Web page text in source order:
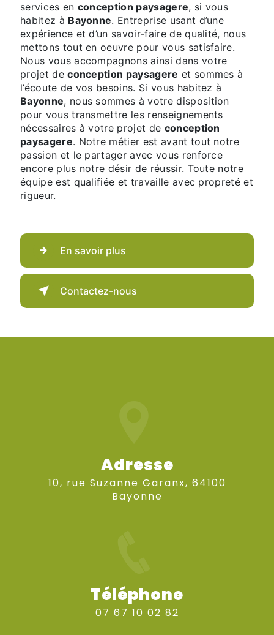
services en conception paysagere, si vous
habitez à Bayonne. Entreprise usant d’une
expérience et d’un savoir-faire de qualité, nous
mettons tout en oeuvre pour vous satisfaire.
Nous vous accompagnons ainsi dans votre
projet deconception paysagere et sommes à
l’écoute de vos besoins. Si vous habitez à
Bayonne, nous sommes à votre disposition
pour vous transmettre les renseignements
nécessaires à votre projet de conception
paysagere. Notre métier est avant tout notre
passion et le partager avec vous renforce
encore plus notre désir de réussir. Toute notre
équipe est qualifiée et travaille avec propreté et
rigueur.
En savoir plus
Contactez-nous
Adresse
10, rue Suzanne Garanx, 64100
Bayonne
Téléphone
07 67 10 02 82